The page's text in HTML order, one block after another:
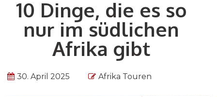
10 Dinge, die es so
nur im südlichen
Afrika gibt
30. April 2025 Afrika Touren